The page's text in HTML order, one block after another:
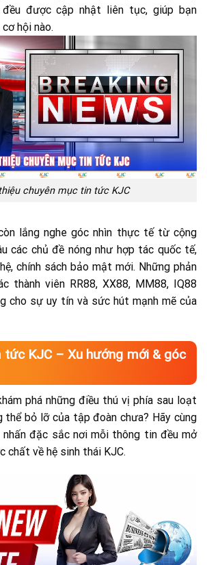
đều được cập nhật liên tục, giúp bạn
hội nào.
chuyên mục tin tức KJC
lắng nghe góc nhìn thực tế từ cộng
các chủ đề nóng như hợp tác quốc tế,
chính sách bảo mật mới. Những phản
thành viên RR88, XX88, MM88, IQ88
cho sự uy tín và sức hút mạnh mẽ của
tức KJC – Xu hướng mới & góc
phá những điều thú vị phía sau loạt
thể bỏ lỡ của tập đoàn chưa? Hãy cùng
đặc sắc nơi mỗi thông tin đều mở
chất về hệ sinh thái KJC.